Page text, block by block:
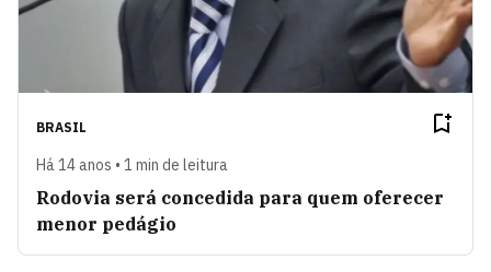
BRASIL
Há 14 anos • 1 min de leitura
Rodovia será concedida para quem oferecer
menor pedágio